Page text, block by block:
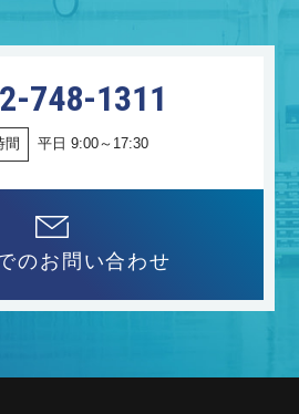
748-1311
間 平日 9:00～17:30
のお問い合わせ